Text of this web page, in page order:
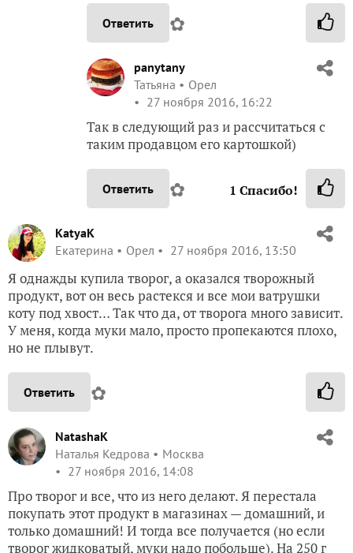
Ответить ✿
panytany
Татьяна
Орел
27 ноября 2016, 16:22
Так в следующий раз и рассчитаться с
таким продавцом его картошкой)
Ответить ✿ 1 Спасибо!
KatyaK
Екатерина
Орел 27 ноября 2016, 13:50
Я однажды купила творог, а оказался творожный
продукт, вот он весь растекся и все мои ватрушки
коту под хвост… Так что да, от творога много зависит.
У меня, когда муки мало, просто пропекаются плохо,
но не плывут.
Ответить ✿
NatashaK
Наталья Кедрова
Москва
27 ноября 2016, 14:08
Про творог и все, что из него делают. Я перестала
покупать этот продукт в магазинах — домашний, и
только домашний! И тогда все получается (но если
творог жидковатый, муки надо побольше). На 250 г